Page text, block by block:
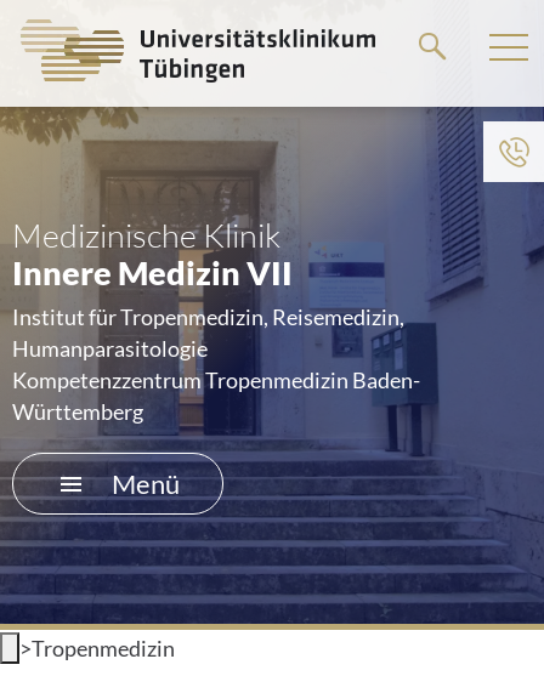
zum
Medizinische Klinik
Innere Medizin VII
Institut für Tropenmedizin, Reisemedizin,
Humanparasitologie
Kompetenzzentrum Tropenmedizin Baden-
Württemberg
Menü
>Tropenmedizin